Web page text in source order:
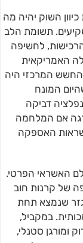
השוק יהיה מה
תשומת הלב
לחשיפה
האמריקאית
החשש המרכזי היה
המונח
דביקה
אם המלחמה
האספקה
האשראי הפרטי.
של קרנות חוב
שנמצא תחת
במקביל,
ומורגן סטנלי,